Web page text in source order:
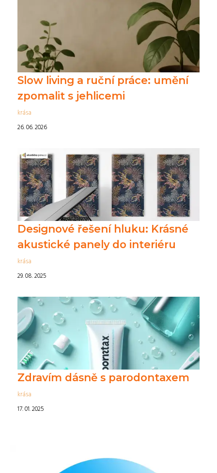
Slow living a ruční práce: umění
zpomalit s jehlicemi
krása
26. 06. 2026
Designové řešení hluku: Krásné
akustické panely do interiéru
krása
29. 08. 2025
Zdravím dásně s parodontaxem
krása
17. 01. 2025